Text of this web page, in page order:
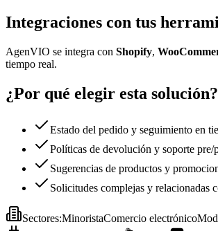
Integraciones con tus
AgenVIO se integra con Shopify,
tiempo real.
¿Por qué elegir esta solución?
Estado del pedido y seguimiento en
Políticas de devolución y soporte pre/
Sugerencias de productos y
Solicitudes complejas y relacionadas
Sectores:MinoristaComercio electrónico